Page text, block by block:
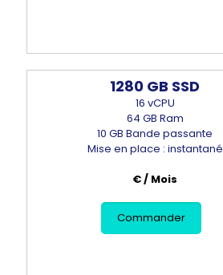
1280 GB SSD
16 vCPU
64 GB Ram
10 GB Bande passante
Mise en place : instantané
€ / Mois
Commander